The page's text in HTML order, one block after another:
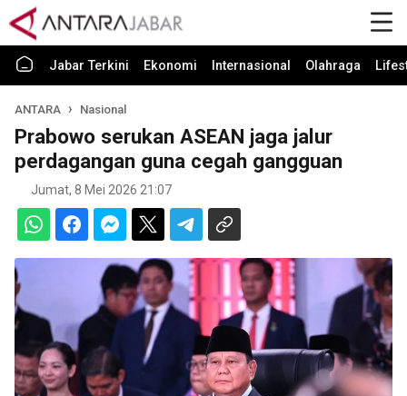
Jabar Terkini Ekonomi Internasional Olahraga
ANTARA Nasional
Prabowo serukan ASEAN jaga jalur
perdagangan guna cegah gangguan
Jumat, 8 Mei 2026 21:07